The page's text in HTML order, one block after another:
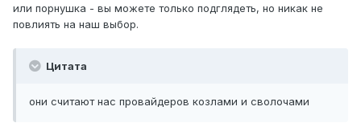
или порнушка - вы можете только подглядеть, но никак не
повлиять на наш выбор.
Цитата
они считают нас провайдеров козлами и сволочами